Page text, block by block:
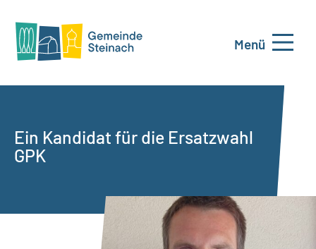
Menü
Ein Kandidat für die Ersatzwahl
GPK